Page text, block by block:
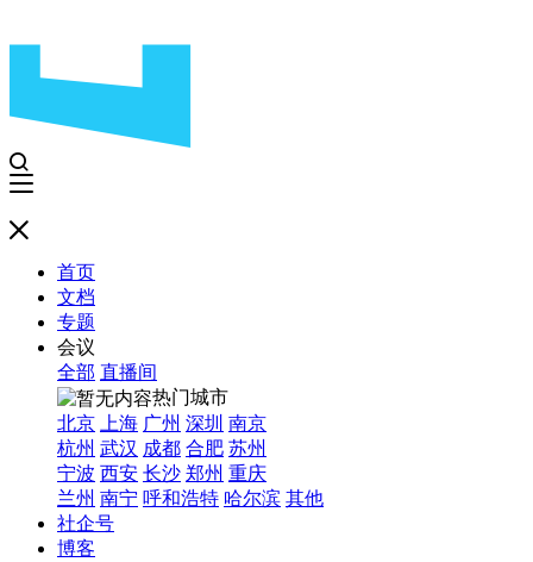
首页
文档
专题
会议
全部 直播间
热门城市
北京
上海 广州 深圳 南京
杭州 武汉 成都 合肥 苏州
宁波 西安 长沙 郑州 重庆
兰州 南宁 呼和浩特 哈尔滨 其他
社企号
博客